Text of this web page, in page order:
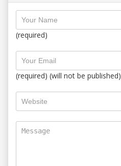
(required)
(required) (will not be published)